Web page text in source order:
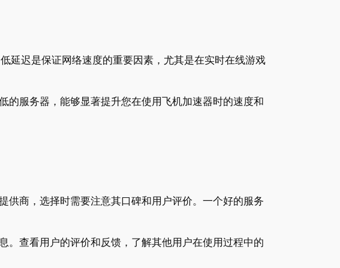
延迟是保证网络速度的重要因素，尤其是在实时在线游戏
的服务器，能够显著提升您在使用飞机加速器时的速度和
供商，选择时需要注意其口碑和用户评价。一个好的服务
。查看用户的评价和反馈，了解其他用户在使用过程中的